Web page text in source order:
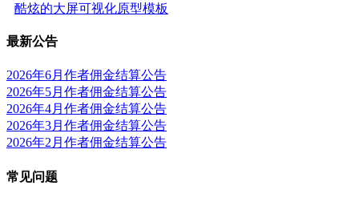
酷炫的大屏可视化原型模板
最新公告
2026年6月作者佣金结算公告
2026年5月作者佣金结算公告
2026年4月作者佣金结算公告
2026年3月作者佣金结算公告
2026年2月作者佣金结算公告
常见问题